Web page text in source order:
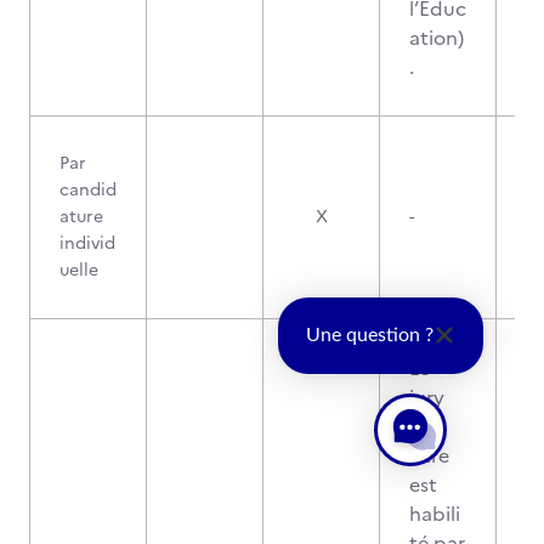
l’Éduc
ation)
.
Par
candid
ature
individ
uelle
X -
Le
jury
du
titre
est
habili
Une question ?